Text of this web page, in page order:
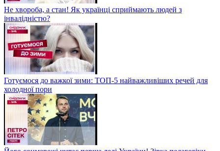
Не хвороба, а стан! Як українці сприймають людей з
інвалідністю?
Готуємося до важкої зими: ТОП-5 найважливіших речей для
холодної пори